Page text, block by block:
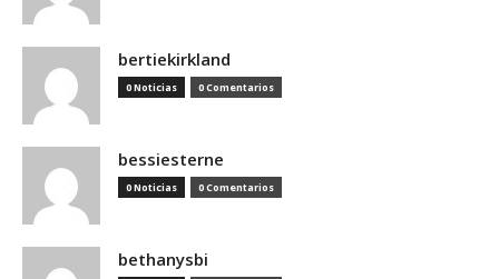
bertiekirkland
0 Noticias 0 Comentarios
bessiesterne
0 Noticias 0 Comentarios
bethanysbi